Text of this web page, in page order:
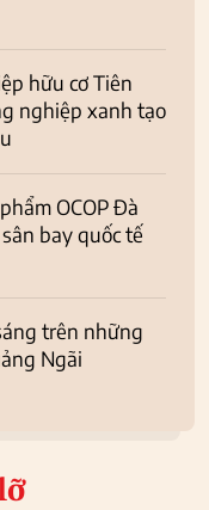
hữu cơ Tiên
nghiệp xanh tạo
OCOP Đà
bay quốc tế
trên những
Ngãi